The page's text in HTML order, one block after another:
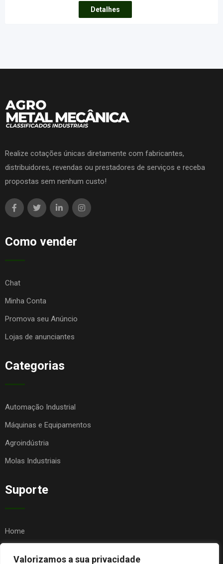
Valorizamos a sua privacidade
Detalhes
Realize cotações únicas diretamente com fabricantes,
distribuidores, revendas ou prestadores de serviços e receba
propostas sem nenhum custo!
Como vender
Chat
Minha Conta
Promova seu Anúncio
Lojas de anunciantes
Categorias
Automação Industrial
Máquinas e Equipamentos
Agroindústria
Molas Industriais
Suporte
Home